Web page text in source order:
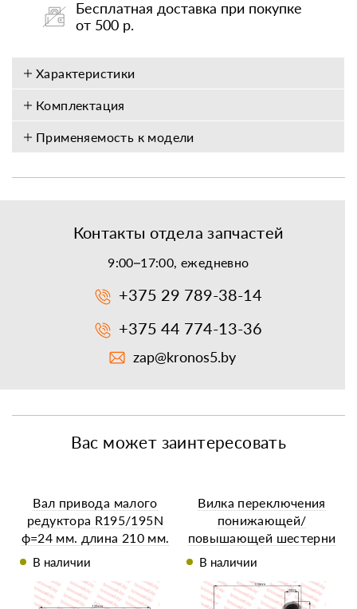
Бесплатная доставка при покупке
от 500 р.
Характеристики
Комплектация
Применяемость к модели
Контакты отдела запчастей
9:00–17:00, ежедневно
+375 29 789-38-14
+375 44 774-13-36
zap@kronos5.by
Вас может заинтересовать
Вал привода малого
редуктора R195/195N
ф=24 мм. длина 210 мм.
В наличии
Вилка переключения
понижающей/
повышающей шестерни
КПП/6 мототрактор
В наличии